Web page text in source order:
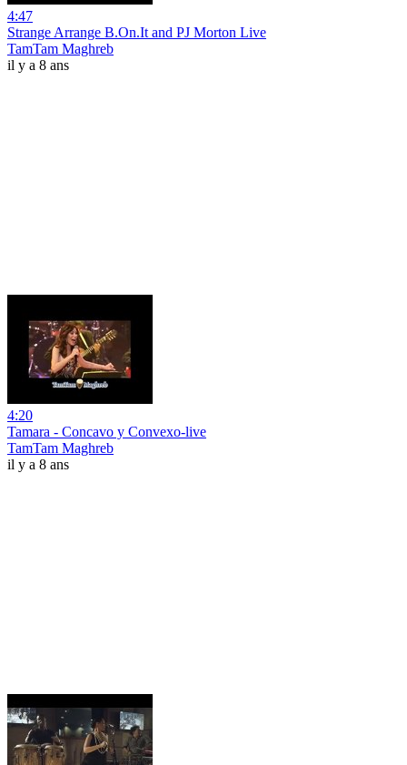
4:47
Strange Arrange B.On.It and PJ Morton Live
TamTam Maghreb
il y a 8 ans
4:20
Tamara - Concavo y Convexo-live
TamTam Maghreb
il y a 8 ans